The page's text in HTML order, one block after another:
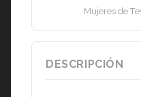
Mujeres de
DESCRIPCIÓN